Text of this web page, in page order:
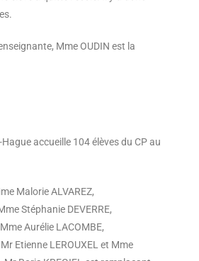
Mme OUDIN est la
Hague accueille 104 élèves du CP au
Malorie ALVAREZ,
Stéphanie DEVERRE,
Aurélie LACOMBE,
Etienne LEROUXEL et Mme